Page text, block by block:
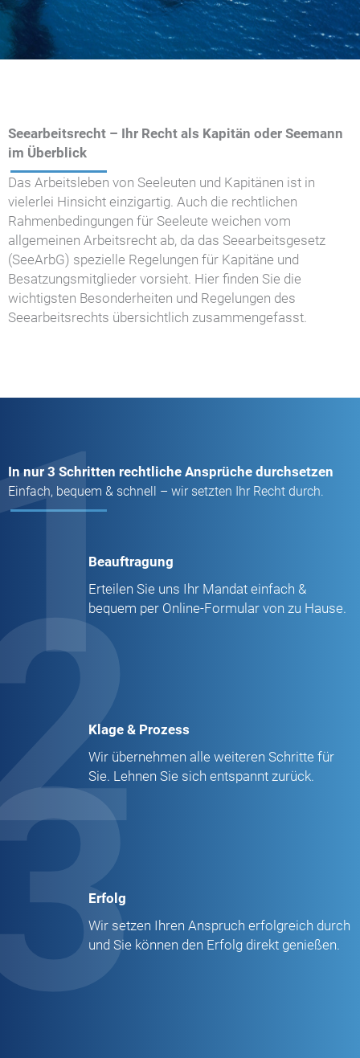
Seearbeitsrecht – Ihr Recht als Kapitän oder Seemann
im Überblick
Das Arbeitsleben von Seeleuten und Kapitänen ist in
vielerlei Hinsicht einzigartig. Auch die rechtlichen
Rahmenbedingungen für Seeleute weichen vom
allgemeinen Arbeitsrecht ab, da das Seearbeitsgesetz
(SeeArbG) spezielle Regelungen für Kapitäne und
Besatzungsmitglieder vorsieht. Hier finden Sie die
wichtigsten Besonderheiten und Regelungen des
Seearbeitsrechts übersichtlich zusammengefasst.
In nur 3 Schritten rechtliche Ansprüche durchsetzen
Einfach, bequem & schnell – wir setzten Ihr Recht durch.
Beauftragung
Erteilen Sie uns Ihr Mandat einfach &
bequem per Online-Formular von zu Hause.
Klage & Prozess
Wir übernehmen alle weiteren Schritte für
Sie. Lehnen Sie sich entspannt zurück.
Erfolg
Wir setzen Ihren Anspruch erfolgreich durch
und Sie können den Erfolg direkt genießen.